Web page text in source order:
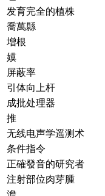
发育完全的植株
喬萬縣
增根
嫫
屏蔽率
引体向上杆
成批处理器
推
无线电声学遥测术
条件指令
正確發音的研究者
注射部位肉芽腫